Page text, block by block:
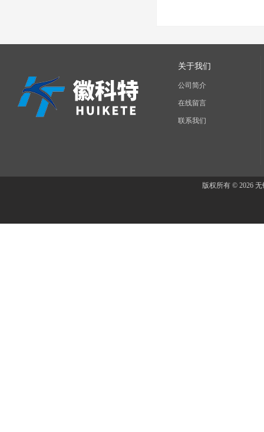
关于我们
公司简介
在线留言
联系我们
版权所有 © 2026